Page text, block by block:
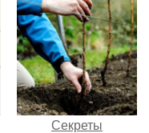
Секреты